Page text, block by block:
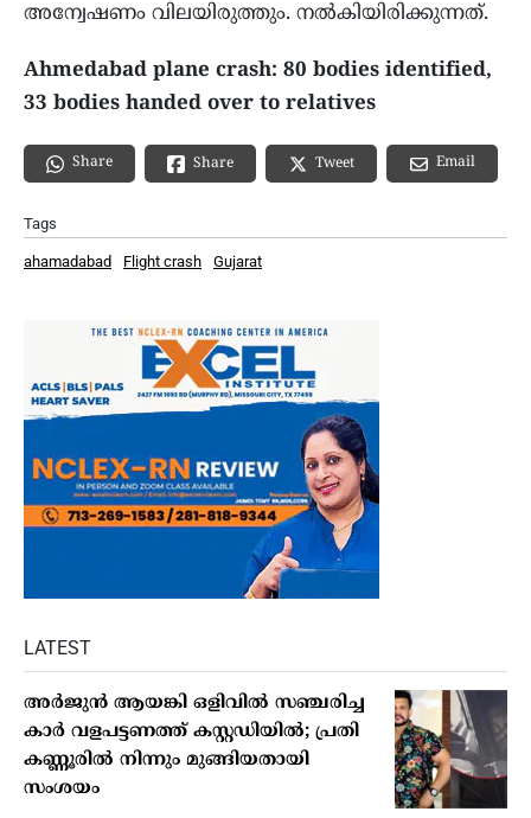
അന്വേഷണം വിലയിരുത്തും. നല്‍കിയിരിക്കുന്നത്.
Ahmedabad plane crash: 80 bodies identified,
33 bodies handed over to relatives
Share Share Tweet Email
Tags
ahamadabad Flight crash Gujarat
LATEST
അർജുൻ ആയങ്കി ഒളിവിൽ സഞ്ചരിച്ച
കാർ വളപട്ടണത്ത് കസ്റ്റഡിയിൽ; പ്രതി
കണ്ണൂരിൽ നിന്നും മുങ്ങിയതായി
സംശയം